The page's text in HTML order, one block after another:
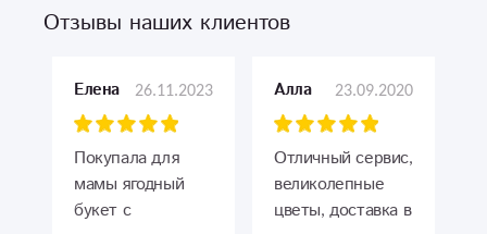
Отзывы наших клиентов
Елена 26.11.2023
Покупала для
мамы ягодный
букет с
Алла 23.09.2020
Отличный сервис,
великолепные
цветы, доставка в